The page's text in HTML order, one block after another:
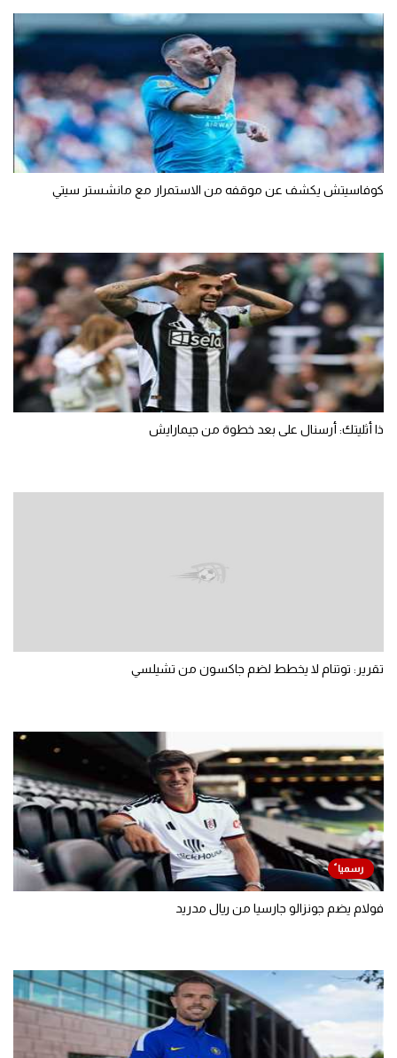
كوفاسيتش يكشف عن موقفه من الاستمرار مع مانشستر سيتي
ذا أثليتك: أرسنال على بعد خطوة من جيمارايش
تقرير: توتنام لا يخطط لضم جاكسون من تشيلسي
فولام يضم جونزالو جارسيا من ريال مدريد